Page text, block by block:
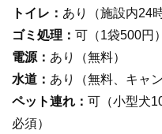
トイレ： あり（施設内24
ゴミ処理： 可（1袋500円）
電源： あり（無料）
水道： あり（無料、キャ
ペット連れ： 可（小型犬
必須）